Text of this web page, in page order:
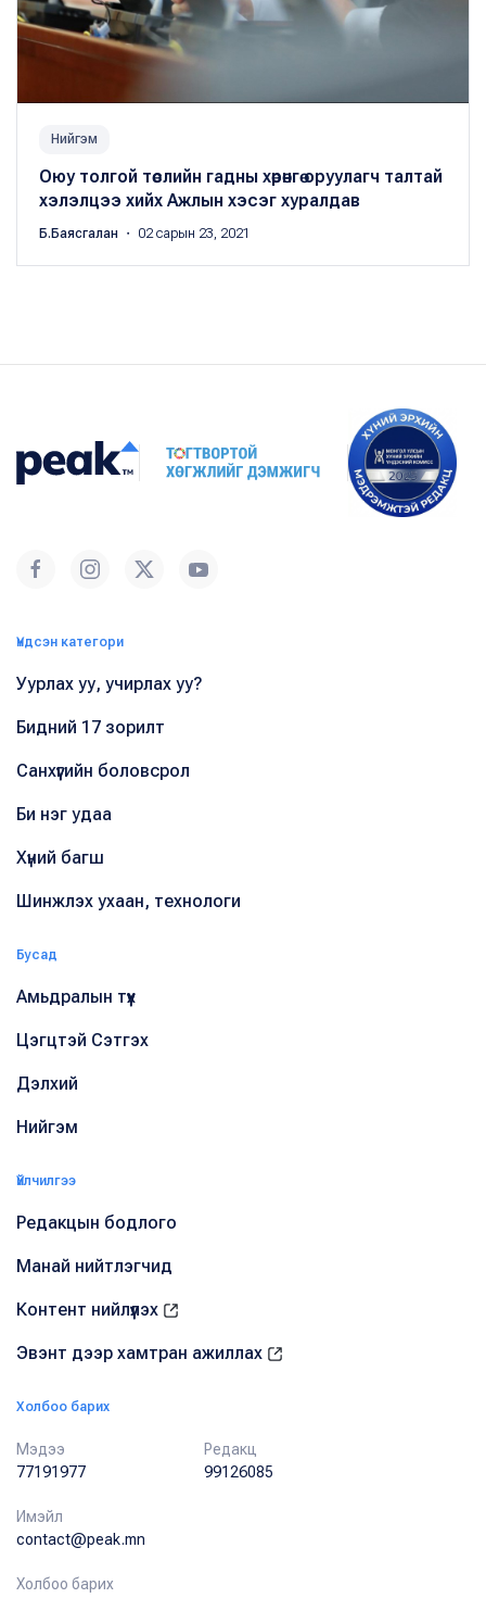
Нийгэм
Оюу толгой төслийн гадны хөрөнгө оруулагч талтай
хэлэлцээ хийх Ажлын хэсэг хуралдав
Б.Баясгалан ・ 02 сарын 23, 2021
Үндсэн категори
Уурлах уу, учирлах уу?
Бидний 17 зорилт
Санхүүгийн боловсрол
Би нэг удаа
Хүний багш
Шинжлэх ухаан, технологи
Бусад
Амьдралын түүх
Цэгцтэй Сэтгэх
Дэлхий
Нийгэм
Үйлчилгээ
Редакцын бодлого
Манай нийтлэгчид
Контент нийлүүлэх
Эвэнт дээр хамтран ажиллах
Холбоо барих
Мэдээ
77191977
Редакц
99126085
Имэйл
contact@peak.mn
Холбоо барих